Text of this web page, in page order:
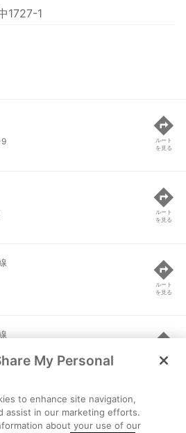
1727-1
9
ルート
を見る
ルート
を見る
ルート
を見る
ルート
を見る
My Personal
to enhance site navigation,
assist in our marketing efforts.
about your use of our